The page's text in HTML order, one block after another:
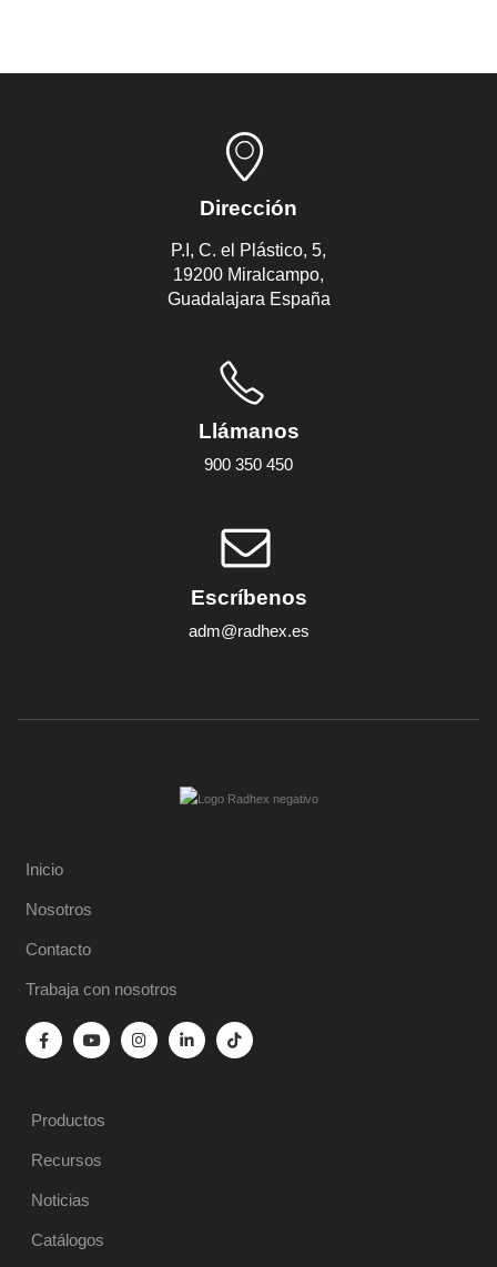
Dirección
P.I, C. el Plástico, 5,
19200 Miralcampo,
Guadalajara España
Llámanos
900 350 450
Escríbenos
adm@radhex.es
Inicio
Nosotros
Contacto
Trabaja con nosotros
Productos
Recursos
Noticias
Catálogos